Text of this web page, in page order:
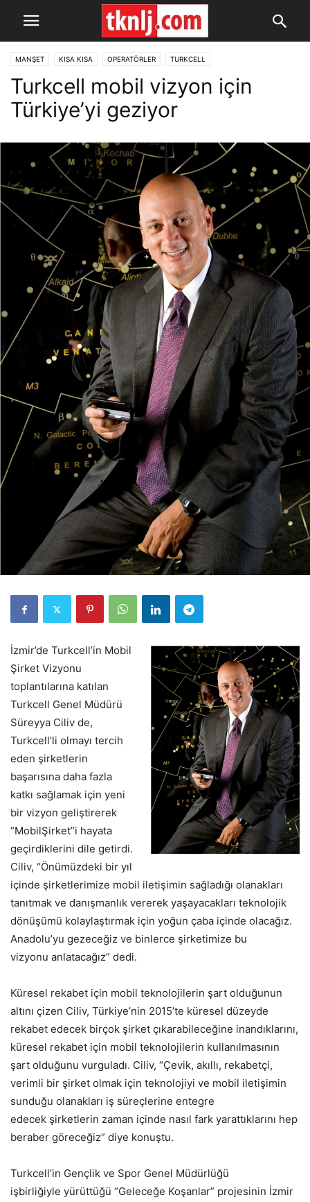
MANŞET KISA KISA OPERATÖRLER TURKCELL
Turkcell mobil vizyon için
Türkiye’yi geziyor
İzmir’de Turkcell’in Mobil
Şirket Vizyonu
toplantılarına katılan
Turkcell Genel Müdürü
Süreyya Ciliv de,
Turkcell’li olmayı tercih
eden şirketlerin
başarısına daha fazla
katkı sağlamak için yeni
bir vizyon geliştirerek
“MobilŞirket”i hayata
geçirdiklerini dile getirdi.
Ciliv, “Önümüzdeki bir yıl
içinde şirketlerimize mobil iletişimin sağladığı olanakları
tanıtmak ve danışmanlık vererek yaşayacakları teknolojik
dönüşümü kolaylaştırmak için yoğun çaba içinde olacağız.
Anadolu’yu gezeceğiz ve binlerce şirketimize bu
vizyonu anlatacağız” dedi.
Küresel rekabet için mobil teknolojilerin şart olduğunun
altını çizen Ciliv, Türkiye’nin 2015’te küresel düzeyde
rekabet edecek birçok şirket çıkarabileceğine inandıklarını,
küresel rekabet için mobil teknolojilerin kullanılmasının
şart olduğunu vurguladı. Ciliv, “Çevik, akıllı, rekabetçi,
verimli bir şirket olmak için teknolojiyi ve mobil iletişimin
sunduğu olanakları iş süreçlerine entegre
edecek şirketlerin zaman içinde nasıl fark yarattıklarını hep
beraber göreceğiz” diye konuştu.
Turkcell’in Gençlik ve Spor Genel Müdürlüğü
işbirliğiyle yürüttüğü “Geleceğe Koşanlar” projesinin İzmir